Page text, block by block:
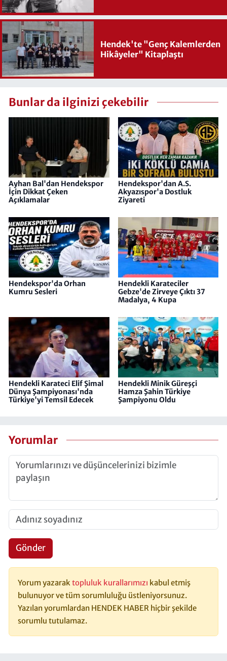
Hendek'te "Genç Kalemlerden
Hikâyeler" Kitaplaştı
Bunlar da ilginizi çekebilir
Ayhan Bal'dan Hendekspor
İçin Dikkat Çeken
Açıklamalar
Hendekspor'dan A.S.
Akyazıspor'a Dostluk
Ziyareti
Hendekspor'da Orhan
Kumru Sesleri
Hendekli Karateciler
Gebze'de Zirveye Çıktı 37
Madalya, 4 Kupa
Hendekli Karateci Elif Şimal
Dünya Şampiyonası'nda
Türkiye'yi Temsil Edecek
Hendekli Minik Güreşçi
Hamza Şahin Türkiye
Şampiyonu Oldu
Yorumlar
Gönder
Yorum yazarak topluluk kurallarımızı kabul etmiş
bulunuyor ve tüm sorumluluğu üstleniyorsunuz.
Yazılan yorumlardan HENDEK HABER hiçbir şekilde
sorumlu tutulamaz.